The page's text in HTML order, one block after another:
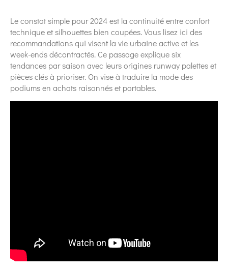
Le constat simple pour 2024 est la continuité entre confort
technique et silhouettes bien coupées. Vous lisez ici des
recommandations qui visent la vie urbaine active et les
week-ends décontractés. Ce passage explique six
tendances par saison avec leurs origines runway palettes et
pièces clés à prioriser. On vise à traduire la mode des
podiums en achats raisonnés et portables.